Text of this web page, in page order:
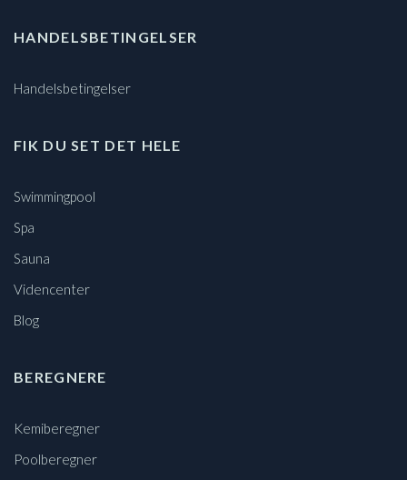
HANDELSBETINGELSER
Handelsbetingelser
FIK DU SET DET HELE
Swimmingpool
Spa
Sauna
Videncenter
Blog
BEREGNERE
Kemiberegner
Poolberegner